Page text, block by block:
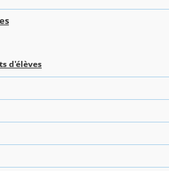
d'élèves